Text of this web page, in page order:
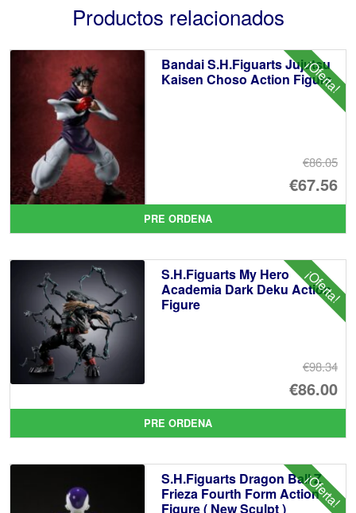
Productos relacionados
¡Oferta!
Bandai S.H.Figuarts Jujutsu
Kaisen Choso Action Figure
€86.05
El
€67.56
El
PRE ORDENA
¡Oferta!
S.H.Figuarts My Hero
Academia Dark Deku Action
Figure
€98.34
El
€86.00
El
PRE ORDENA
¡Oferta!
S.H.Figuarts Dragon Ball Z
Frieza Fourth Form Action
Figure ( New Sculpt )